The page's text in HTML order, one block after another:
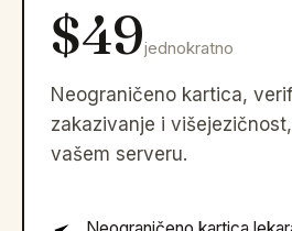
$49jednokratno
Neograničeno kartica,
zakazivanje i
vašem serveru.